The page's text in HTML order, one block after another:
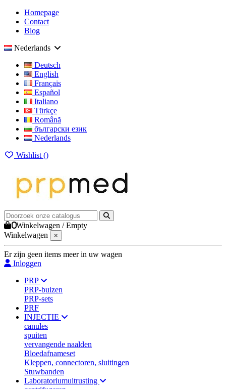
Homepage
Contact
Blog
Nederlands
Deutsch
English
Français
Español
Italiano
Türkçe
Română
български език
Nederlands
Wishlist ()
0Winkelwagen /Empty
Winkelwagen
×
Er zijn geen items meer in uw wagen
Inloggen
PRP
PRP-buizen
PRP-sets
PRF
INJECTIE
canules
spuiten
vervangende naalden
Bloedafnameset
Kleppen, connectoren, sluitingen
Stuwbanden
Laboratoriumuitrusting